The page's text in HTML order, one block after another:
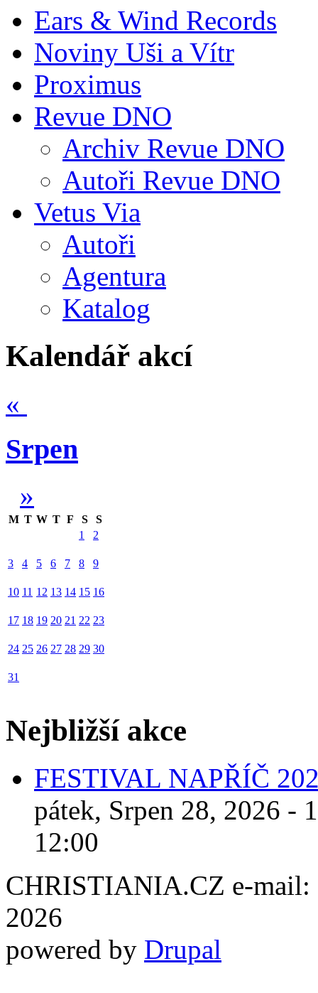
Ears & Wind Records
Noviny Uši a Vítr
Proximus
Revue DNO
Archiv Revue DNO
Autoři Revue DNO
Vetus Via
Autoři
Agentura
Katalog
Kalendář akcí
«
Srpen
»
M T W T F S
S
1
2
3 4 5 6 7 8 9
10 11 12 13 14 15 16
17 18 19 20 21 22 23
24 25 26 27 28 29 30
31
Nejbližší akce
FESTIVAL NAPŘÍČ
pátek, Srpen 28, 2026 -
12:00
CHRISTIANIA.CZ e-mail:
2026
powered by Drupal